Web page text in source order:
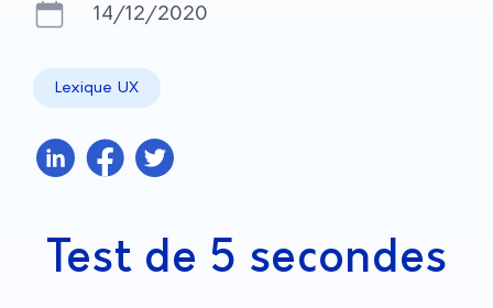
14/12/2020
Lexique UX
Test de 5 secondes